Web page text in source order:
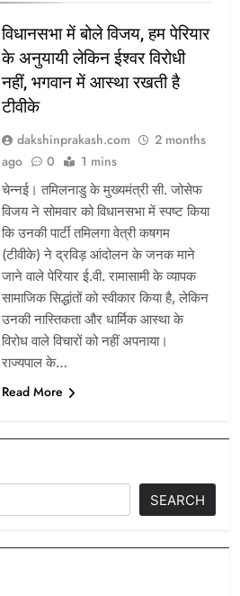
विधानसभा में बोले विजय, हम पेरियार
के अनुयायी लेकिन ईश्वर विरोधी
नहीं, भगवान में आस्था रखती है
टीवीके
dakshinprakash.com
2 months
ago
0 1 mins
चेन्नई। तमिलनाडु के मुख्यमंत्री सी. जोसेफ
विजय ने सोमवार को विधानसभा में स्पष्ट किया
कि उनकी पार्टी तमिलगा वेत्री कषगम
(टीवीके) ने द्रविड़ आंदोलन के जनक माने
जाने वाले पेरियार ई.वी. रामासामी के व्यापक
सामाजिक सिद्धांतों को स्वीकार किया है, लेकिन
उनकी नास्तिकता और धार्मिक आस्था के
विरोध वाले विचारों को नहीं अपनाया।
राज्यपाल के…
Read More
SEARCH